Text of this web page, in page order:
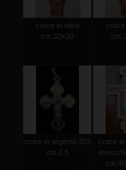
croce in olivo
cm.32x20
croce
croce in argento 925
cm.2,5
croce